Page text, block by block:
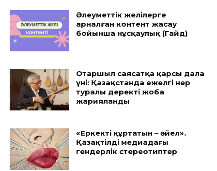
Әлеуметтік желілерге
арналған контент жасау
бойынша нұсқаулық (Гайд)
Отаршыл саясатқа қарсы дала
үні: Қазақстанда ежелгі өнер
туралы деректі жоба
жарияланды
«Еркекті құртатын – әйел».
Қазақтілді медиадағы
гендерлік стереотиптер